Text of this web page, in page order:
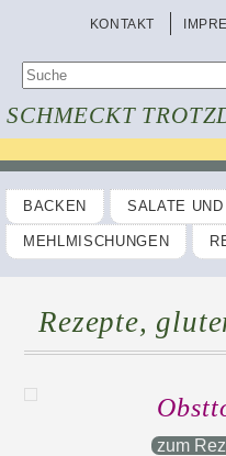
KONTAKT
SCHMECKT
BACKEN SALATE
MEHLMISCHUNGEN
Rezepte,
zum